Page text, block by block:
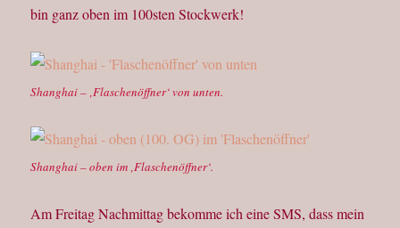
bin ganz oben im 100sten Stockwerk!
Shanghai – ‚Flaschenöffner‘ von unten.
Shanghai – oben im ‚Flaschenöffner‘.
Am Freitag Nachmittag bekomme ich eine SMS, dass mein